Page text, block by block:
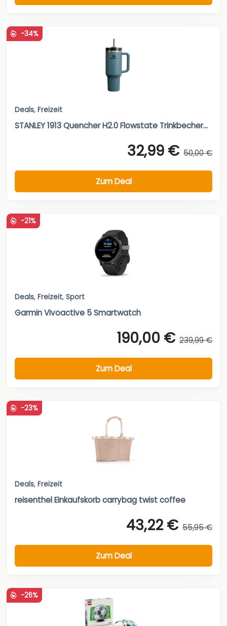
-34%
Deals, Freizeit
STANLEY 1913 Quencher H2.0 Flowstate Trinkbecher...
32,99 € 50,00 €
Zum Deal
-21%
Deals, Freizeit, Sport
Garmin Vivoactive 5 Smartwatch
190,00 € 239,99 €
Zum Deal
-23%
Deals, Freizeit
reisenthel Einkaufskorb carrybag twist coffee
43,22 € 55,95 €
Zum Deal
-26%